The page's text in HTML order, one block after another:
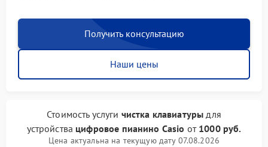
Получить консультацию
Наши цены
Стоимость услуги чистка клавиатуры для
устройства цифровое пианино Casio от 1000 руб.
Цена актуальна на текущую дату 07.08.2026